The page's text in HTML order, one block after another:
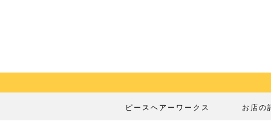
ピースヘアーワークス お店の